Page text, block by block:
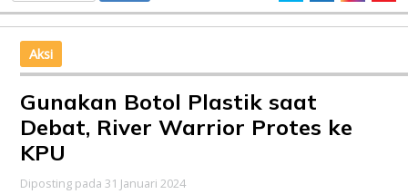
Aksi
Gunakan Botol Plastik saat
Debat, River Warrior Protes ke
KPU
Diposting pada 31 Januari 2024